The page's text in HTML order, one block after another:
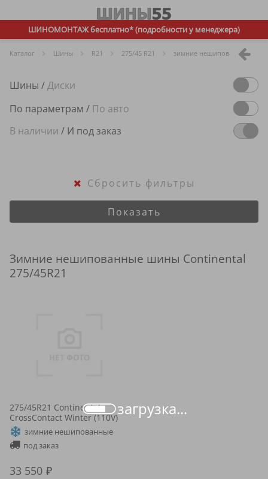
ШИНОМОНТАЖ бесплатно* (подробности у менеджера)
Каталог Шины R21 275/45 R21 зимние нешипованные
Шины /Диски
По параметрам / По авто
В наличии / И под заказ
загрузка...
Показать
Сбросить фильтры
Зимние нешипованные шины Continental
275/45R21
275/45R21 Continental
CrossContact Winter (110V)
зимние нешипованные
под заказ
33 550